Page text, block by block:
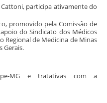
participa ativamente do
promovido pela Comissão de
do Sindicato dos Médicos
Regional de Medicina de Minas
Gerais.
MG e tratativas com a